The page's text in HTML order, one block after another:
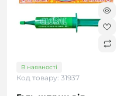
В наявності
Код товару: 31937